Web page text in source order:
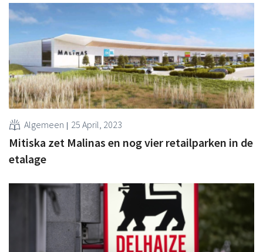
Algemeen 25 April, 2023
Mitiska zet Malinas en nog vier retailparken in de
etalage